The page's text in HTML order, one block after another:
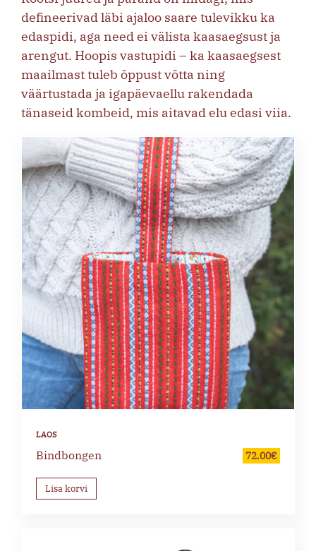
defineerivad läbi ajaloo saare tulevikku ka
edaspidi, aga need ei välista kaasaegsust ja
arengut. Hoopis vastupidi – ka kaasaegsest
maailmast tuleb õppust võtta ning
väärtustada ja igapäevaellu rakendada
tänaseid kombeid, mis aitavad elu edasi viia.
Bindbongen 72.00€
Lisa korvi